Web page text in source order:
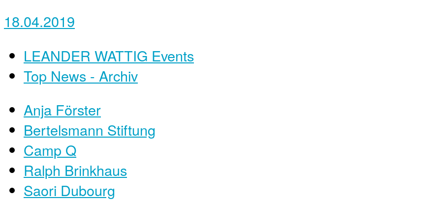
18.04.2019
LEANDER WATTIG Events
Top News - Archiv
Anja Förster
Bertelsmann Stiftung
Camp Q
Ralph Brinkhaus
Saori Dubourg